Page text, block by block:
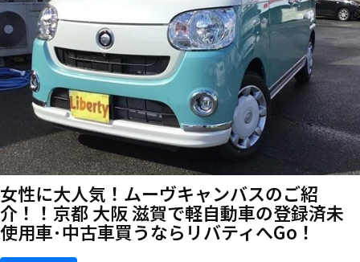
女性に大人気！ムーヴキャンバスのご紹
介！！京都 大阪 滋賀で軽自動車の登録済未
使用車･中古車買うならリバティへGo！